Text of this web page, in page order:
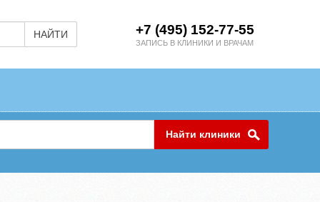
НАЙТИ +7 (495) 152-77-55
ЗАПИСЬ В КЛИНИКИ И ВРАЧАМ
Найти клиники